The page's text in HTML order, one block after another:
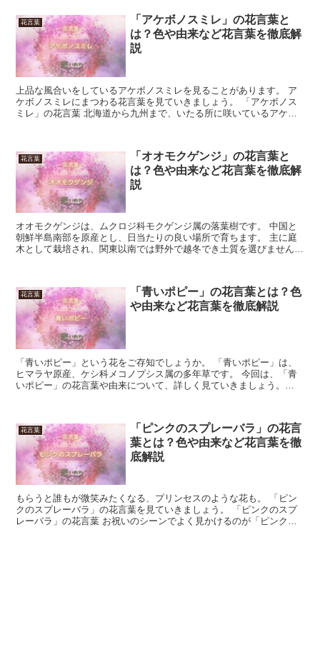
花言葉
「アケボノスミレ」の花言葉と
は？色や由来など花言葉を徹底解
説
上品な風合いをしているアケボノスミレを見ることがあります。 ア
ケボノスミレにまつわる花言葉を見ていきましょう。 「アケボノス
ミレ」の花言葉 北海道から九州まで、いたる所に咲いているアケボ
花言葉
「オオモクゲンジ」の花言葉と
は？色や由来など花言葉を徹底解
説
オオモクゲンジは、ムクロジ科モクゲンジ属の落葉樹です。 中国と
朝鮮半島南部を原産とし、日当たりの良い場所で育ちます。 主に庭
木として栽培され、関東以南では野外で越冬でき土質を選びません。
花言葉
「青いポピー」の花言葉とは？色
や由来など花言葉を徹底解説
「青いポピー」という花をご存知でしょうか。 「青いポピー」は、
ヒマラヤ原産、ケシ科メコノプシス属の多年草です。 今回は、「青
いポピー」の花言葉や由来について、詳しく見ていきましょう。
花言葉
「ピンクのスプレーバラ」の花言
葉とは？色や由来など花言葉を徹
底解説
もらうと誰もが微笑みたくなる、プリンセスのような花も。 「ピン
クのスプレーバラ」の花言葉を見ていきましょう。 「ピンクのスプ
レーバラ」の花言葉 お祝いのシーンでよく見かけるのが「ピンクの